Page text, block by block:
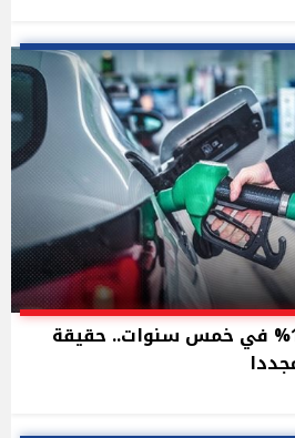
بعد زيادة وصلت لـ 130% في خمس سنوات.. حقيقة